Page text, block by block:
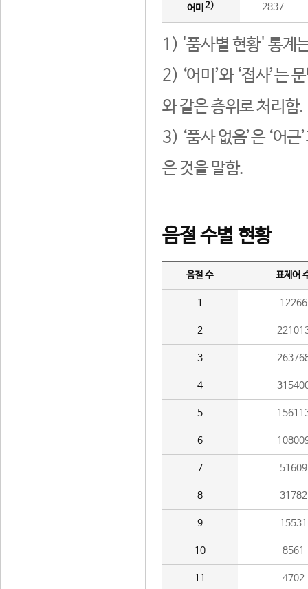
어미 2) 2837
1) '품사별 현황' 통계
2) ‘어미’와 ‘접사’는
와 같은 층위로 처리함.
3) ‘품사 없음’은 ‘어
은 것을 말함.
음절 수별 현황
음절 수 표제어
1 12266
2
3
4
5
6
7 51609
8 31782
9 15531
10 8561
11 4702